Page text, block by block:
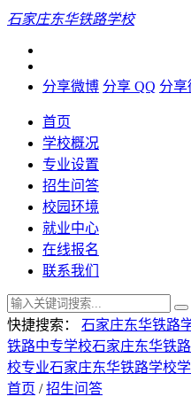
石家庄东华铁路学校
分享微博 分享 QQ 分享
首页
学校概况
专业设置
招生问答
校园环境
就业中心
在线报名
联系我们
快捷搜索： 石家庄东华铁路
铁路中专学校石家庄东华铁
校专业石家庄东华铁路学校
首页 /招生问答